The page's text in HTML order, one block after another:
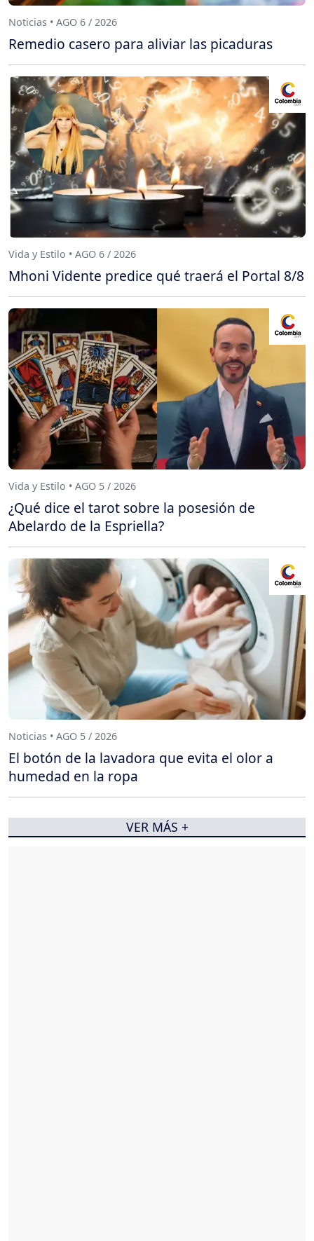
Noticias • AGO 6 / 2026
Remedio casero para aliviar las picaduras
Vida y Estilo • AGO 6 / 2026
Mhoni Vidente predice qué traerá el Portal 8/8
Vida y Estilo • AGO 5 / 2026
¿Qué dice el tarot sobre la posesión de
Abelardo de la Espriella?
Noticias • AGO 5 / 2026
El botón de la lavadora que evita el olor a
humedad en la ropa
VER MÁS +